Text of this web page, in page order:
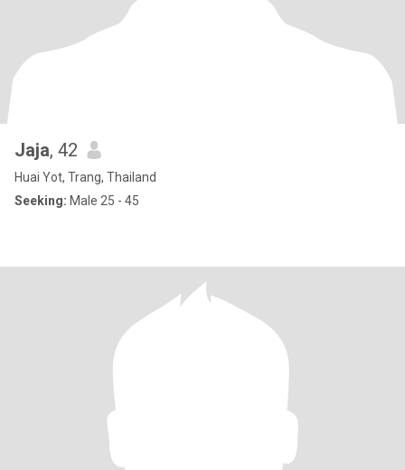
Jaja, 42
Huai Yot, Trang, Thailand
Seeking: Male 25 - 45